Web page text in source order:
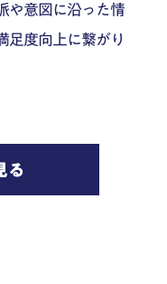
や意図に沿った情
足度向上に繋がり
る